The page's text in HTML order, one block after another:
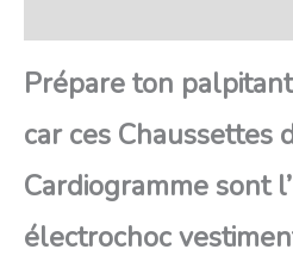
Prépare ton
car ces Chaussettes
Cardiogramme sont
électrochoc